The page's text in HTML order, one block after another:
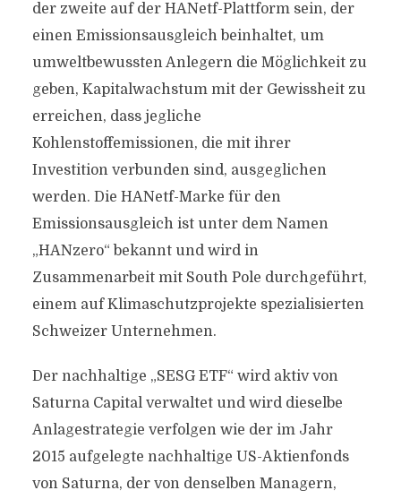
der zweite auf der HANetf-Plattform sein, der
einen Emissionsausgleich beinhaltet, um
umweltbewussten Anlegern die Möglichkeit zu
geben, Kapitalwachstum mit der Gewissheit zu
erreichen, dass jegliche
Kohlenstoffemissionen, die mit ihrer
Investition verbunden sind, ausgeglichen
werden. Die HANetf-Marke für den
Emissionsausgleich ist unter dem Namen
„HANzero“ bekannt und wird in
Zusammenarbeit mit South Pole durchgeführt,
einem auf Klimaschutzprojekte spezialisierten
Schweizer Unternehmen.
Der nachhaltige „SESG ETF“ wird aktiv von
Saturna Capital verwaltet und wird dieselbe
Anlagestrategie verfolgen wie der im Jahr
2015 aufgelegte nachhaltige US-Aktienfonds
von Saturna, der von denselben Managern,